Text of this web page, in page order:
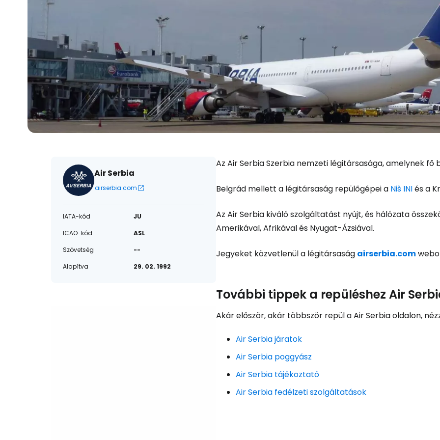
Air Serbia
airserbia.com
IATA-kód
JU
ICAO-kód
ASL
Szövetség
--
Alapítva
29. 02. 1992
Az Air Serbia Szerbia nemzeti légitársasága, amelynek fő
Belgrád mellett a légitársaság repülőgépei a Niš INIés a
Az Air Serbia kiváló szolgáltatást nyújt, és hálózata
Amerikával, Afrikával és Nyugat-Ázsiával.
Jegyeket közvetlenül a légitársaság airserbia.com
További tippek a repüléshez Air
Akár először, akár többször repül a Air Serbia oldalon,
Air Serbia járatok
Air Serbia poggyász
Air Serbia tájékoztató
Air Serbia fedélzeti szolgáltatások